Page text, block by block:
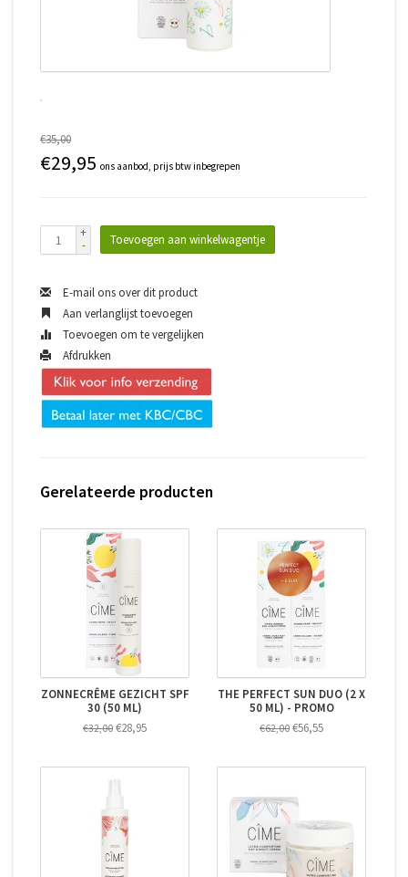
€35,00
€29,95 ons aanbod, prijs btw inbegrepen
+
-
Toevoegen aan winkelwagentje
E-mail ons over dit product
Aan verlanglijst toevoegen
Toevoegen om te vergelijken
Afdrukken
Gerelateerde producten
ZONNECRÊME GEZICHT SPF
30 (50 ML)
€32,00 €28,95
THE PERFECT SUN DUO (2 X
50 ML) - PROMO
€62,00 €56,55